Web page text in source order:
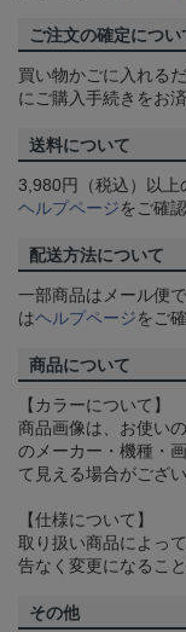
ご注文の確定につい
買い物かごに入れる
にご購入手続きをお
送料について
3,980円（税込）以上
ヘルプページをご確
配送方法について
一部商品はメール便
はヘルプページをご
商品について
【カラーについて】
商品画像は、お使い
のメーカー・機種・
て見える場合がござ
【仕様について】
取り扱い商品によっ
告なく変更になるこ
その他